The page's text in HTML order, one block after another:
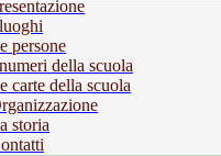
persone
della scuola
carte della scuola
storia